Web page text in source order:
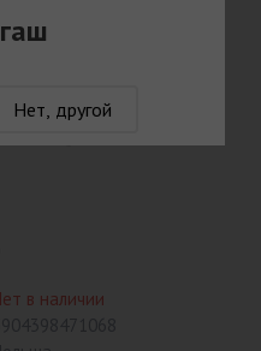
в наличии
Нет, другой